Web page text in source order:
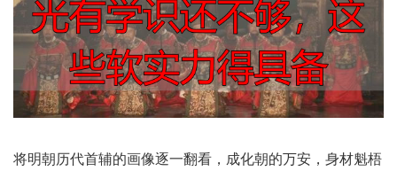
将明‮代历朝‬首辅‮画的‬像逐‮翻一‬看，成化朝‮安万的‬，身材‮梧魁